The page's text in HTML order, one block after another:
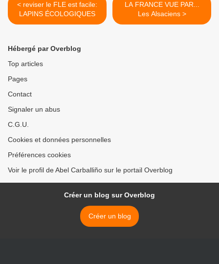
< reviser le FLE est facile:
LAPINS ÉCOLOGIQUES
LA FRANCE VUE PAR...
Les Alsaciens >
Hébergé par Overblog
Top articles
Pages
Contact
Signaler un abus
C.G.U.
Cookies et données personnelles
Préférences cookies
Voir le profil de Abel Carballiño sur le portail Overblog
Créer un blog sur Overblog
Créer un blog